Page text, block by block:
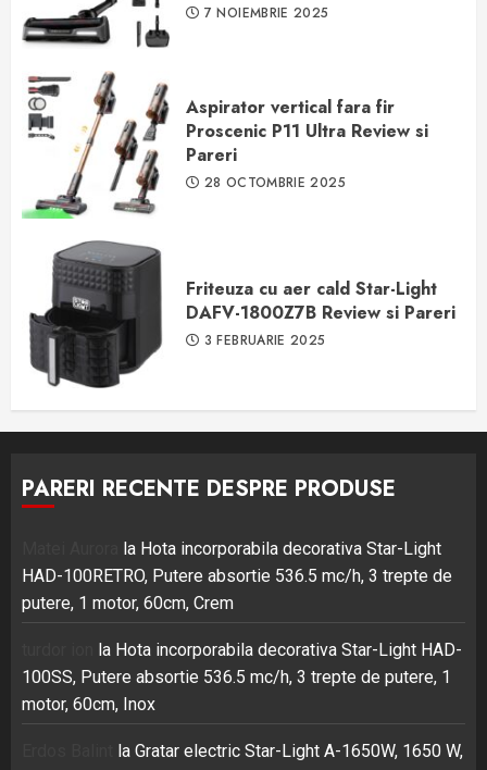
7 NOIEMBRIE 2025
Aspirator vertical fara fir
Proscenic P11 Ultra Review si
Pareri
28 OCTOMBRIE 2025
Friteuza cu aer cald Star-Light
DAFV-1800Z7B Review si Pareri
3 FEBRUARIE 2025
PARERI RECENTE DESPRE PRODUSE
la Hota incorporabila decorativa Star-Light
HAD-100RETRO, Putere absortie 536.5 mc/h, 3 trepte de
putere, 1 motor, 60cm, Crem
la Hota incorporabila decorativa Star-Light HAD-
100SS, Putere absortie 536.5 mc/h, 3 trepte de putere, 1
motor, 60cm, Inox
la Gratar electric Star-Light A-1650W, 1650 W,